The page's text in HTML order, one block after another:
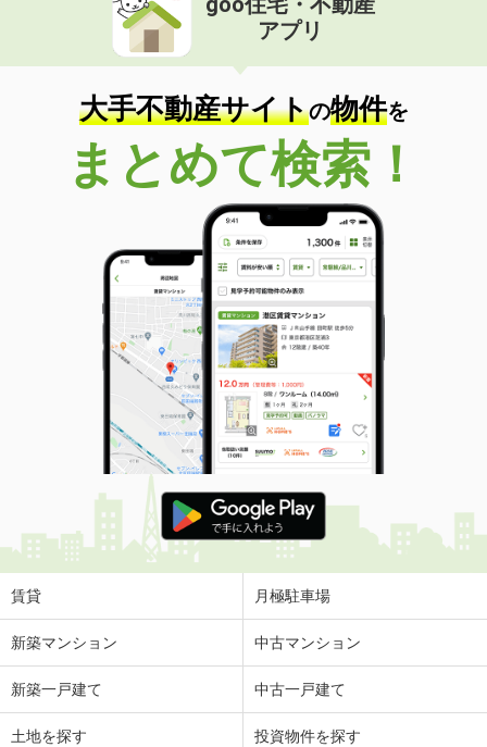
アプリ
大手不動産サイトの物件を
まとめて検索！
賃貸 月極駐車場
新築マンション 中古マンション
新築一戸建て 中古一戸建て
土地を探す 投資物件を探す